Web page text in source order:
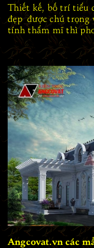
Thiết kế, bố trí tiểu
đẹp được chú trọng
tính thẩm mĩ thì
đảm bảo. Với
Xem thêm+